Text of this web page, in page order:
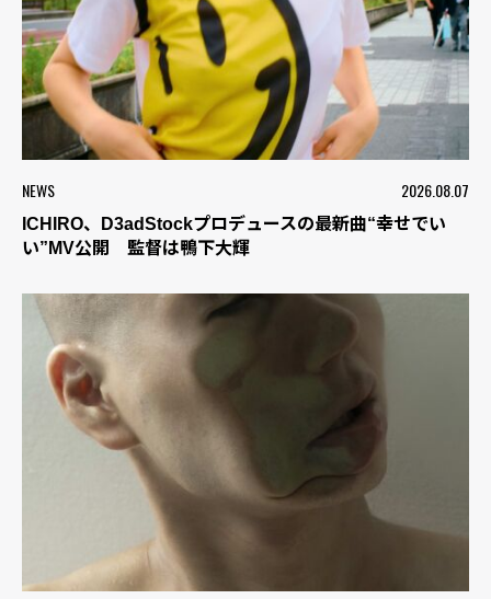
NEWS 2026.08.07
ICHIRO、D3adStockプロデュースの最新曲“幸せでい
い”MV公開 監督は鴨下大輝